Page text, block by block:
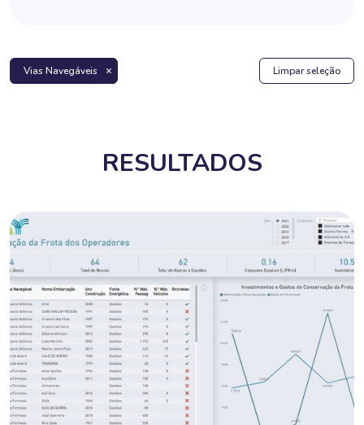
Vias Navegáveis Limpar seleção
RESULTADOS